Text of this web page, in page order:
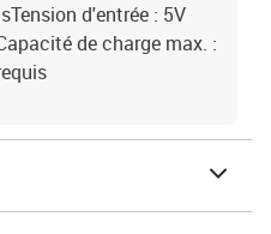
d'entrée : 5V
de charge max. :